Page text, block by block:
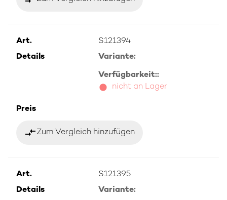
Art.
S121394
Details
Variante:
Verfügbarkeit::
nicht an Lager
Preis
compare_arrowsZum Vergleich hinzufügen
Art.
S121395
Details
Variante: